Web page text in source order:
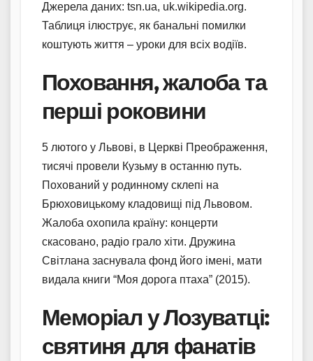
Джерела даних: tsn.ua, uk.wikipedia.org.
Таблиця ілюструє, як банальні помилки
коштують життя – уроки для всіх водіїв.
Поховання, жалоба та
перші роковини
5 лютого у Львові, в Церкві Преображення,
тисячі провели Кузьму в останню путь.
Похований у родинному склепі на
Брюховицькому кладовищі під Львовом.
Жалоба охопила країну: концерти
скасовано, радіо грало хіти. Дружина
Світлана заснувала фонд його імені, мати
видала книги “Моя дорога птаха” (2015).
Меморіал у Лозуватці:
святиня для фанатів